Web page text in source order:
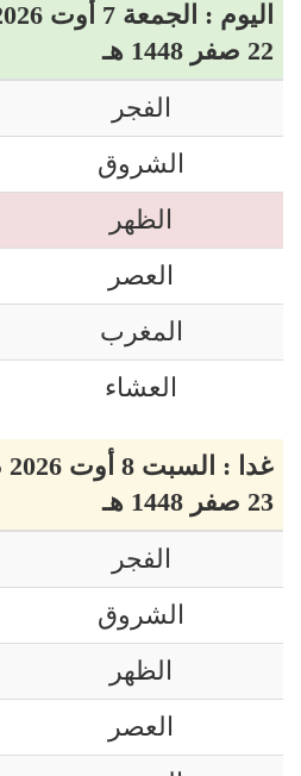
اليوم : الجمعة 7 أوت 2026 م
22 صفر 1448 هـ
الفجر
الشروق
الظهر
العصر
المغرب
العشاء
غدا : السبت 8 أوت 2026 م
23 صفر 1448 هـ
الفجر
الشروق
الظهر
العصر